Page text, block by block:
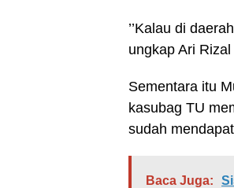
’’Kalau di
ungkap Ari
Sementara itu
kasubag TU
sudah
Baca Juga: